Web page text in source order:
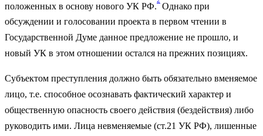
положенных в основу нового УК РФ. Однако при
обсуждении и голосовании проекта в первом чтении в
Государственной Думе данное предложение не прошло, и
новый УК в этом отношении остался на прежних позициях.
Субъектом преступления должно быть обязательно вменяемое
лицо, т.е. способное осознавать фактический характер и
общественную опасность своего действия (бездействия) либо
руководить ими. Лица невменяемые (ст.21 УК РФ), лишенные